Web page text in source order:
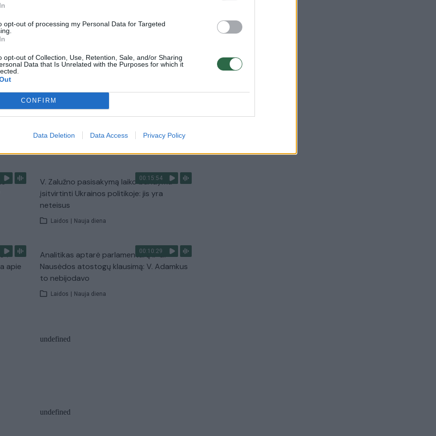
opt-out of processing my Personal Data for Targeted
opt-out of Collection, Use, Retention, Sale, and/or Sharing
Data that Is Unrelated with the Purposes for which it
CONFIRM
Data Deletion Data Access Privacy Policy
Žinios Lietuvos diena
00:03:41
Mėsainių mėgėjus kviečia nepražiopsoti
Žinios
00:15:54
V. Zalužno pasisakymą laiko bandymu
įsitvirtinti Ukrainos politikoje: jis yra
neteisus
Laidos | Nauja diena
apie
00:10:29
Analitikas aptarė parlamentarų ir G.
Nausėdos atostogų klausimą: V. Adamkus
to nebijodavo
Laidos | Nauja diena